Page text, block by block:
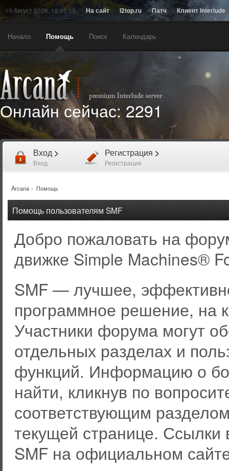
10 Август 2026, 15:15:13 На сайт l2top.ru Патч Клиент Interlude
Начало Помощь Поиск Календарь
Онлайн сейчас:2291
Вход >
Вход
Регистрация >
Регистрация
Arcana» Помощь
Помощь пользователям SMF
Добро пожаловать на
движке Simple Machines®
SMF — лучшее,
программное решение, на
Участники форума могут
отдельных разделах и
функций. Информацию о
найти, кликнув по
соответствующим
текущей странице. Ссылки
SMF на официальном